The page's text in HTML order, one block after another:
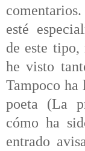
esté
de este tipo,
he visto
Tampoco ha
poeta (La
cómo ha
entrado